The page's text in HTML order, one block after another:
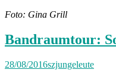
Foto: Gina Grill
Bandraumtour:
28/08/2016szjungeleute